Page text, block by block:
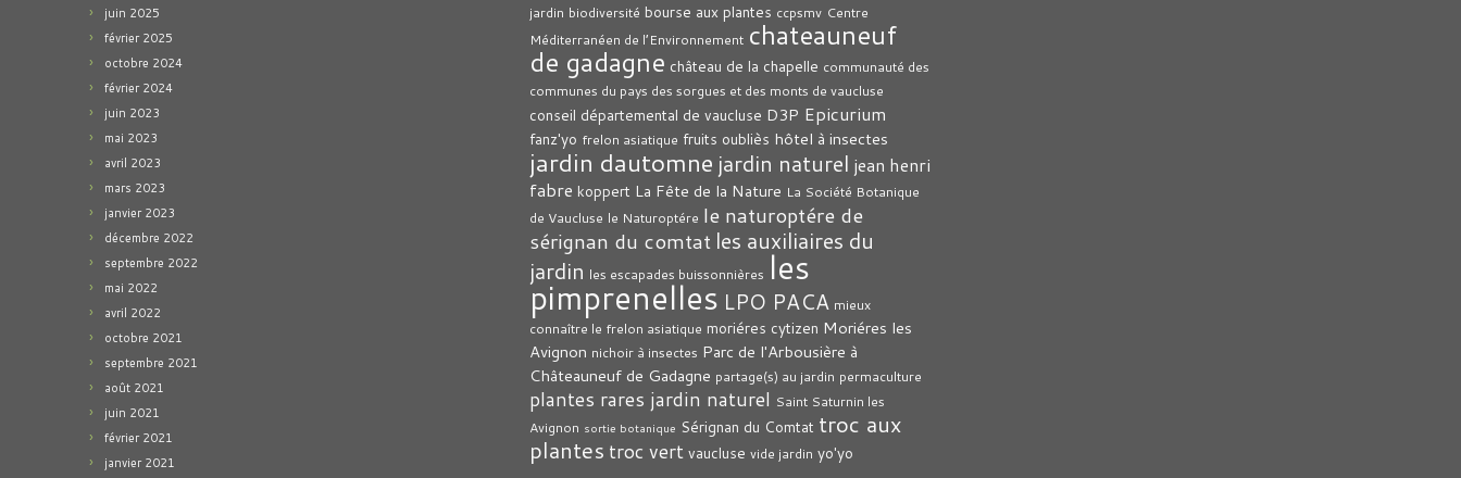
juin 2025
février 2025
octobre 2024
février 2024
juin 2023
mai 2023
avril 2023
mars 2023
janvier 2023
décembre 2022
septembre 2022
mai 2022
avril 2022
octobre 2021
septembre 2021
août 2021
juin 2021
février 2021
janvier 2021
jardin biodiversité bourse aux plantes ccpsmv Centre
Méditerranéen de l’Environnement chateauneuf
de gadagne château de la chapelle communauté des
communes du pays des sorgues et des monts de vaucluse
conseil départemental de vaucluse D3P Epicurium
fanz'yo frelon asiatique fruits oubliès hôtel à insectes
jardin dautomne jardin naturel jean henri
fabre koppert La Fête de la Nature La Société Botanique
de Vaucluse le Naturoptére le naturoptére de
sérignan du comtat les auxiliaires du
jardin les escapades buissonnières les
pimprenelles LPO PACA mieux
connaître le frelon asiatique moriéres cytizen Moriéres les
Avignon nichoir à insectes Parc de l'Arbousière à
Châteauneuf de Gadagne partage(s) au jardin permaculture
plantes rares jardin naturel Saint Saturnin les
Avignon sortie botanique Sérignan du Comtat troc aux
plantes troc vert vaucluse vide jardin yo'yo